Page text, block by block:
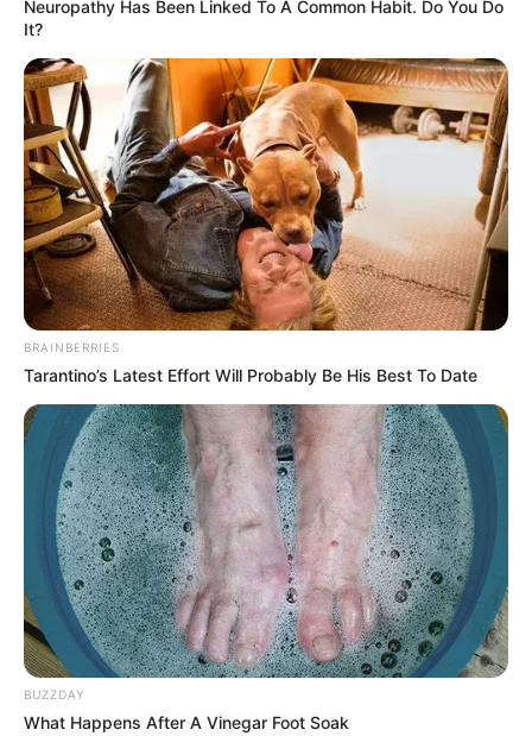
Flores de feltro são peças muito mimosas e super
fáceis de fazer! Você pode ter várias dessas e
Artesanato vamos no post de hoje ensinar a como
fazer um modelo super legal de florzinha para
você poder usar onde quiser. É um trabalho
rápido, fácil e muito divertido de fazer. A única
exigência é que você solte sua criatividade e ouse
nas cores da sua flor.
Material necessário
Neuropathy Has Been Linked To A Common Habit. Do You Do
It?
BRAINBERRIES
Tarantino’s Latest Effort Will Probably Be His Best To Date
BUZZDAY
What Happens After A Vinegar Foot Soak